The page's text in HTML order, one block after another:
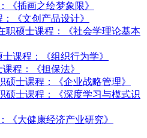
《插画之绘梦象限》
《文创产品设计》
职硕士课程：《社会学理论基本
课程：《组织行为学》
程：《担保法》
硕士课程：《企业战略管理》
硕士课程：《深度学习与模式识
《大健康经济产业研究》